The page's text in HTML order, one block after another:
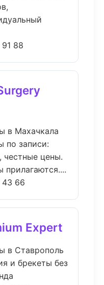
88
в Махачкала
по записи:
честные цены.
прилагаются....
43 66
Expert
в Ставрополь
и брекеты без